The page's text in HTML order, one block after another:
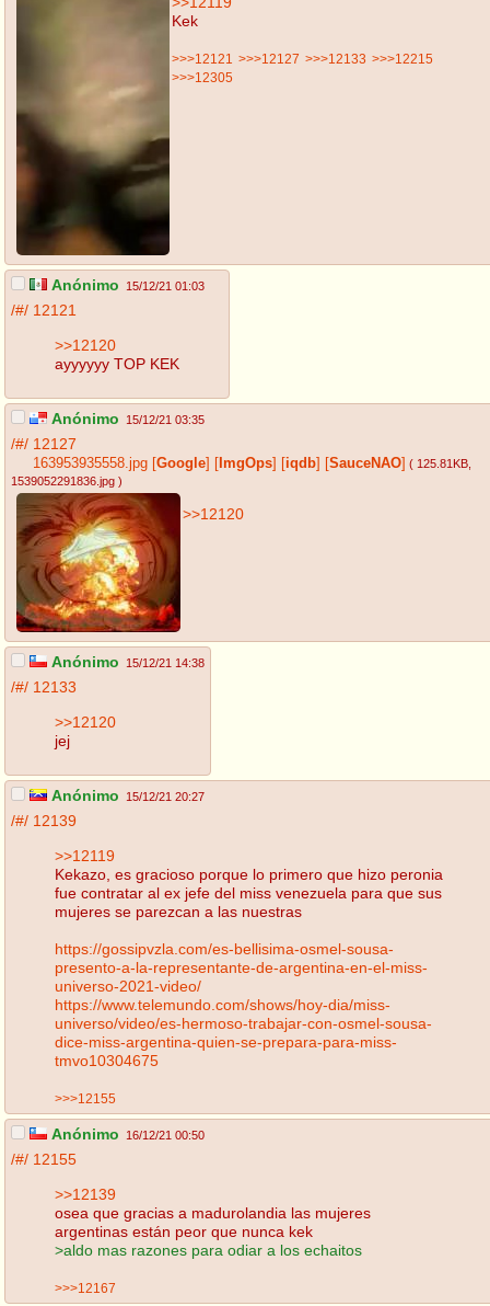
Kek
>>>12121 >>>12127 >>>12133 >>>12215
>>>12305
Anónimo 15/12/21 01:03
/#/ 12121
>>12120
ayyyyyy TOP KEK
Anónimo 15/12/21 03:35
/#/ 12127
163953935558.jpg Google ImgOps iqdb SauceNAO ( 125.81KB
1539052291836.jpg )
>>12120
Anónimo 15/12/21 14:38
/#/ 12133
>>12120
jej
Anónimo 15/12/21 20:27
/#/ 12139
>>12119
Kekazo, es gracioso porque lo primero que hizo peronia
fue contratar al ex jefe del miss venezuela para que sus
mujeres se parezcan a las nuestras
https://gossipvzla.com/es-bellisima-osmel-sousa-
presento-a-la-representante-de-argentina-en-el-miss-
universo-2021-video/
https://www.telemundo.com/shows/hoy-dia/miss-
universo/video/es-hermoso-trabajar-con-osmel-sousa-
dice-miss-argentina-quien-se-prepara-para-miss-
tmvo10304675
>>>12155
Anónimo 16/12/21 00:50
/#/ 12155
>>12139
osea que gracias a madurolandia las mujeres
argentinas están peor que nunca kek
>aldo mas razones para odiar a los echaitos
>>>12167